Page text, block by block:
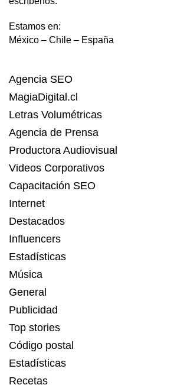
Estamos en:
México – Chile – España
Agencia SEO
MagiaDigital.cl
Letras Volumétricas
Agencia de Prensa
Productora Audiovisual
Videos Corporativos
Capacitación SEO
Internet
Destacados
Influencers
Estadísticas
Música
General
Publicidad
Top stories
Código postal
Estadísticas
Recetas